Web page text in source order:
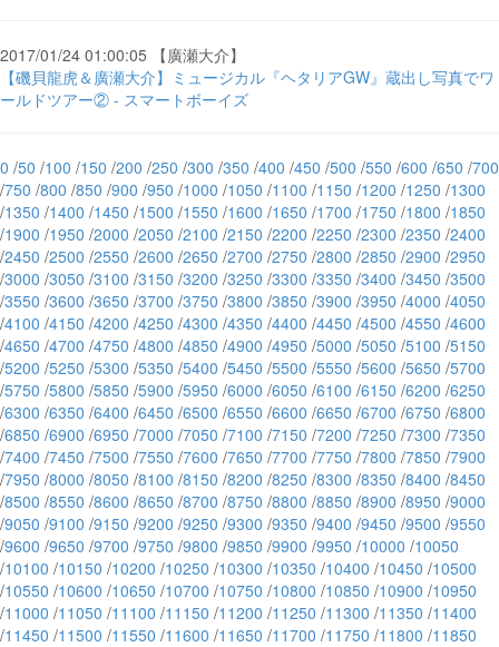
2017/01/24 01:00:05 【廣瀬大介】
【磯貝龍虎＆廣瀬大介】ミュージカル『ヘタリアGW』蔵出し写真でワ
ールドツアー② - スマートボーイズ
0 /50 /100 /150 /200 /250 /300 /350 /400 /450 /500 /550 /600 /650 /700
/750 /800 /850 /900 /950 /1000 /1050 /1100 /1150 /1200 /1250 /1300
/1350 /1400 /1450 /1500 /1550 /1600 /1650 /1700 /1750 /1800 /1850
/1900 /1950 /2000 /2050 /2100 /2150 /2200 /2250 /2300 /2350 /2400
/2450 /2500 /2550 /2600 /2650 /2700 /2750 /2800 /2850 /2900 /2950
/3000 /3050 /3100 /3150 /3200 /3250 /3300 /3350 /3400 /3450 /3500
/3550 /3600 /3650 /3700 /3750 /3800 /3850 /3900 /3950 /4000 /4050
/4100 /4150 /4200 /4250 /4300 /4350 /4400 /4450 /4500 /4550 /4600
/4650 /4700 /4750 /4800 /4850 /4900 /4950 /5000 /5050 /5100 /5150
/5200 /5250 /5300 /5350 /5400 /5450 /5500 /5550 /5600 /5650 /5700
/5750 /5800 /5850 /5900 /5950 /6000 /6050 /6100 /6150 /6200 /6250
/6300 /6350 /6400 /6450 /6500 /6550 /6600 /6650 /6700 /6750 /6800
/6850 /6900 /6950 /7000 /7050 /7100 /7150 /7200 /7250 /7300 /7350
/7400 /7450 /7500 /7550 /7600 /7650 /7700 /7750 /7800 /7850 /7900
/7950 /8000 /8050 /8100 /8150 /8200 /8250 /8300 /8350 /8400 /8450
/8500 /8550 /8600 /8650 /8700 /8750 /8800 /8850 /8900 /8950 /9000
/9050 /9100 /9150 /9200 /9250 /9300 /9350 /9400 /9450 /9500 /9550
/9600 /9650 /9700 /9750 /9800 /9850 /9900 /9950 /10000 /10050
/10100 /10150 /10200 /10250 /10300 /10350 /10400 /10450 /10500
/10550 /10600 /10650 /10700 /10750 /10800 /10850 /10900 /10950
/11000 /11050 /11100 /11150 /11200 /11250 /11300 /11350 /11400
/11450 /11500 /11550 /11600 /11650 /11700 /11750 /11800 /11850